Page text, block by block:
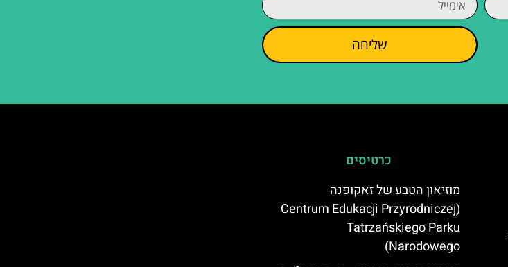
שליחה
כרטיסים
מוזיאון הטבע של זאקופנה
(Centrum Edukacji Przyrodniczej
Tatrzańskiego Parku
Narodowego)